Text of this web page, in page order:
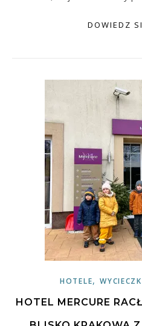
DOWIEDZ
HOTELE,
HOTEL MERCURE